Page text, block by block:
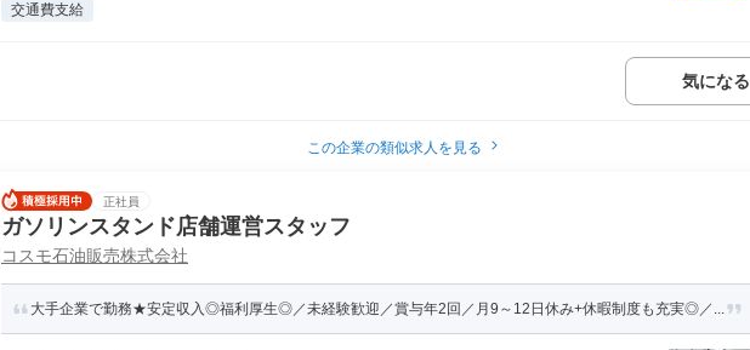
交通費支給
気になる
この企業の類似求人を見る
正社員
ガソリンスタンド店舗運営スタッフ
コスモ石油販売株式会社
大手企業で勤務★安定収入◎福利厚生◎／未経験歓迎／賞与年2回／月9～12日休み+休暇制度も充実◎／...